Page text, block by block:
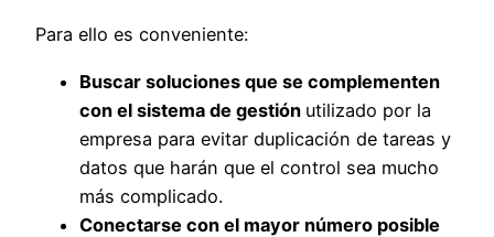
Para ello es conveniente:
Buscar soluciones que se complementen
con el sistema de gestión utilizado por la
empresa para evitar duplicación de tareas y
datos que harán que el control sea mucho
más complicado.
Conectarse con el mayor número posible